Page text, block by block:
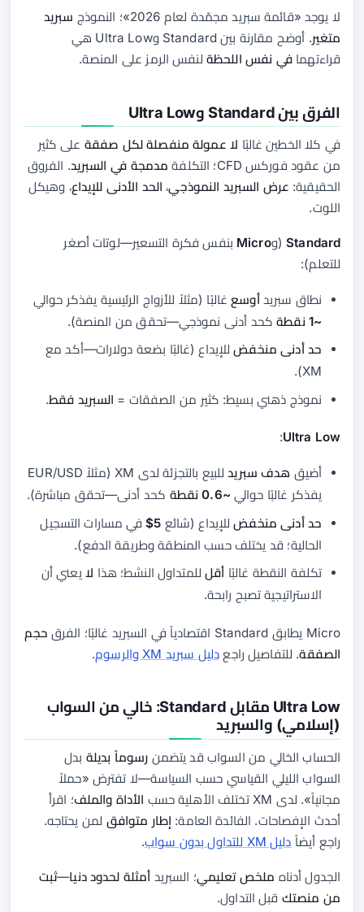
لا يوجد «قائمة سبريد مجمّدة لعام 2026»؛ النموذج
سبريد
متغير
. أوضح مقارنة بين Standard وUltra Low هي
قراءتهمافي نفس اللحظةلنفس الرمز على المنصة.
الفرق بين Standard وUltra Low
في كلا الخطين غالبًا لا عمولة منفصلة لكل صفقة على كثير
من عقود فوركس CFD؛ التكلفة
مدمجة في السبريد. الفروق
الحقيقية: عرض السبريد النموذجي، الحد الأدنى للإيداع، وهيكل
اللوت.
Standard(وMicro بنفس فكرة التسعير—لوتات أصغر
للتعلم):
نطاق سبريدأوسع غالبًا (مثلاً للأزواج الرئيسية يفذكر حوالي
~1 نقطة
كحد أدنى نموذجي—تحقق من المنصة).
حد أدنى منخفضللإيداع (غالبًا بضعة دولارات—أكد مع
XM).
نموذج ذهني بسيط: كثير من الصفقات = السبريد فقط.
Ultra Low
:
أضيق هدف سبريد
للبيع بالتجزئة لدى XM (مثلاً EUR/USD
يفذكر غالبًا حوالي ~0.6 نقطة
كحد أدنى—تحقق مباشرة).
حد أدنى منخفضللإيداع (شائع 5$ في مسارات التسجيل
الحالية؛ قد يختلف حسب المنطقة وطريقة الدفع).
تكلفة النقطة غالبًا أقلللمتداول النشط؛ هذا لايعني أن
الاستراتيجية تصبح رابحة.
Micro يطابق Standard اقتصادياً في السبريد غالبًا؛ الفرق
حجم
الصفقة. للتفاصيل راجع دليل سبريد XM والرسوم .
Ultra Low مقابل Standard: خالي من السواب
(إسلامي) والسبريد
الحساب الخالي من السواب قد يتضمن رسوماً بديلة بدل
السواب الليلي القياسي حسب السياسة—لا تفترض «حملاً
مجانياً». لدى XM تختلف الأهلية حسب
الأداة والملف؛ اقرأ
أحدث الإفصاحات. الفائدة العامة: إطار متوافق لمن يحتاجه.
راجع أيضاً دليل XM للتداول بدون سواب .
الجدول أدناه ملخص تعليمي؛ السبريد أمثلة لحدود دنيا—ثبت
من منصتك قبل التداول.